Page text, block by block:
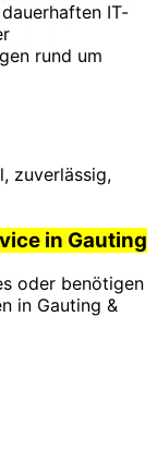
IT-
rund um
zuverlässig,
in Gauting
oder benötigen
in Gauting &